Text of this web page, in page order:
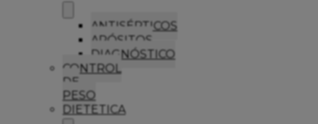
ANTISÉPTICOS
APÓSITOS
DIAGNÓSTICO
CONTROL
DE
PESO
DIETETICA